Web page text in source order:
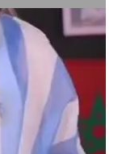
الدوري الألماني
الدوري الفرنسي
الدوري السعودي
دوري أبطال أوروبا